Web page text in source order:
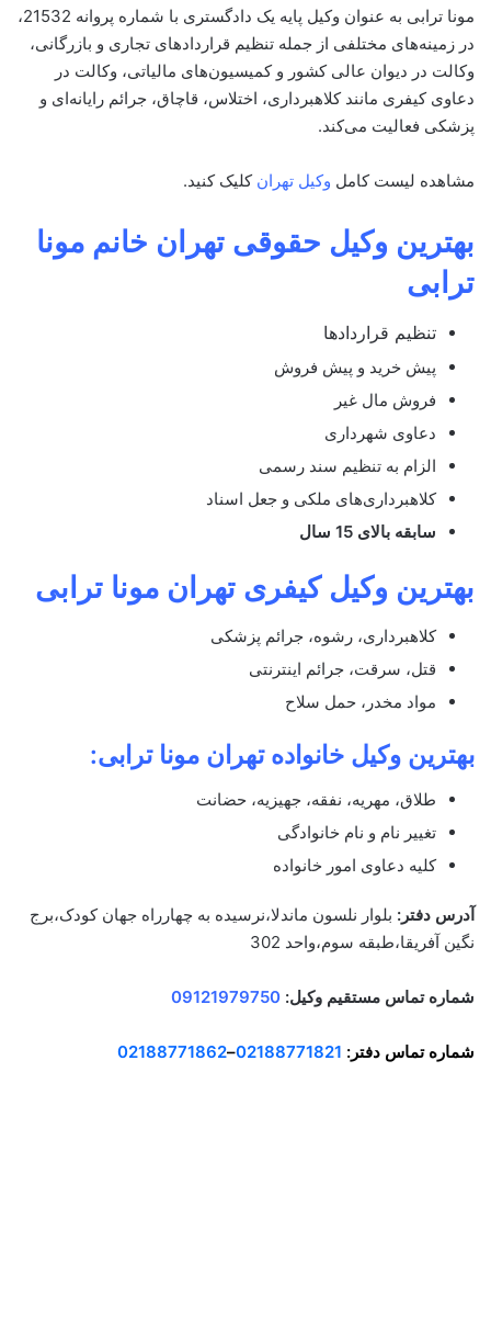
مونا ترابی به عنوان وکیل پایه یک دادگستری با شماره پروانه 21532،
در زمینه‌های مختلفی از جمله تنظیم قراردادهای تجاری و بازرگانی،
وکالت در دیوان عالی کشور و کمیسیون‌های مالیاتی، وکالت در
دعاوی کیفری مانند کلاهبرداری، اختلاس، قاچاق، جرائم رایانه‌ای و
پزشکی فعالیت می‌کند.
مشاهده لیست کامل وکیل تهران کلیک کنید.
بهترین وکیل حقوقی تهران خانم مونا
ترابی
تنظیم قراردادها
پیش خرید و پیش فروش
فروش مال غیر
دعاوی شهرداری
الزام به تنظیم سند رسمی
کلاهبرداری‌های ملکی و جعل اسناد
سابقه بالای 15 سال
بهترین وکیل کیفری تهران مونا ترابی
کلاهبرداری، رشوه، جرائم پزشکی
قتل، سرقت، جرائم اینترنتی
مواد مخدر، حمل سلاح
بهترین وکیل خانواده تهران مونا ترابی:
طلاق، مهریه، نفقه، جهیزیه، حضانت
تغییر نام و نام خانوادگی
کلیه دعاوی امور خانواده
آدرس دفتر: بلوار نلسون ماندلا،نرسیده به چهارراه جهان کودک،برج
نگین آفریقا،طبقه سوم،واحد 302
شماره تماس مستقیم وکیل:
09121979750
شماره تماس دفتر: 02188771821
–
02188771862